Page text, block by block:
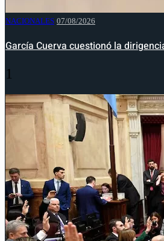
NACIONALES 07/08/2026
García Cuerva cuestionó la
1